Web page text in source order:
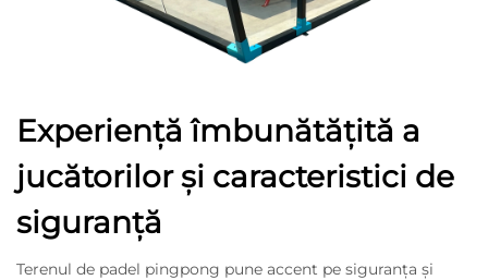
Experiență îmbunătățită a
jucătorilor și caracteristici de
siguranță
Terenul de padel pingpong pune accent pe siguranța și